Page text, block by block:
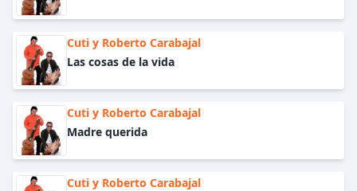
Cuti y Roberto Carabajal
Las cosas de la vida
Cuti y Roberto Carabajal
Madre querida
Cuti y Roberto Carabajal